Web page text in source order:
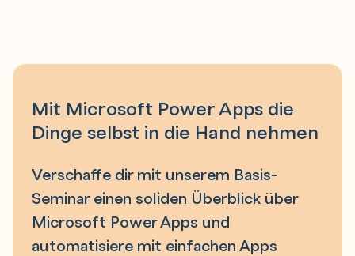
Mit Microsoft Power Apps die
Dinge selbst in die Hand nehmen
Verschaffe dir mit unserem Basis-
Seminar einen soliden Überblick über
Microsoft Power Apps und
automatisiere mit einfachen Apps